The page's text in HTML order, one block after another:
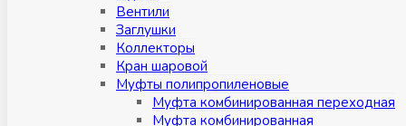
Вентили
Заглушки
Коллекторы
Кран шаровой
Муфты полипропиленовые
Муфта комбинированная переходная
Муфта комбинированная